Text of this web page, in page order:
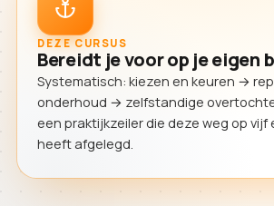
DEZE CURSUS
Bereidt je voor op je eigen
Systematisch: kiezen en keuren →
onderhoud → zelfstandige
een praktijkzeiler die deze weg op vijf
heeft afgelegd.